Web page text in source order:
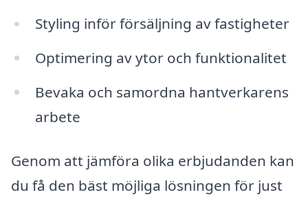
Styling inför försäljning av fastigheter
Optimering av ytor och funktionalitet
Bevaka och samordna hantverkarens
arbete
Genom att jämföra olika erbjudanden kan
du få den bäst möjliga lösningen för just